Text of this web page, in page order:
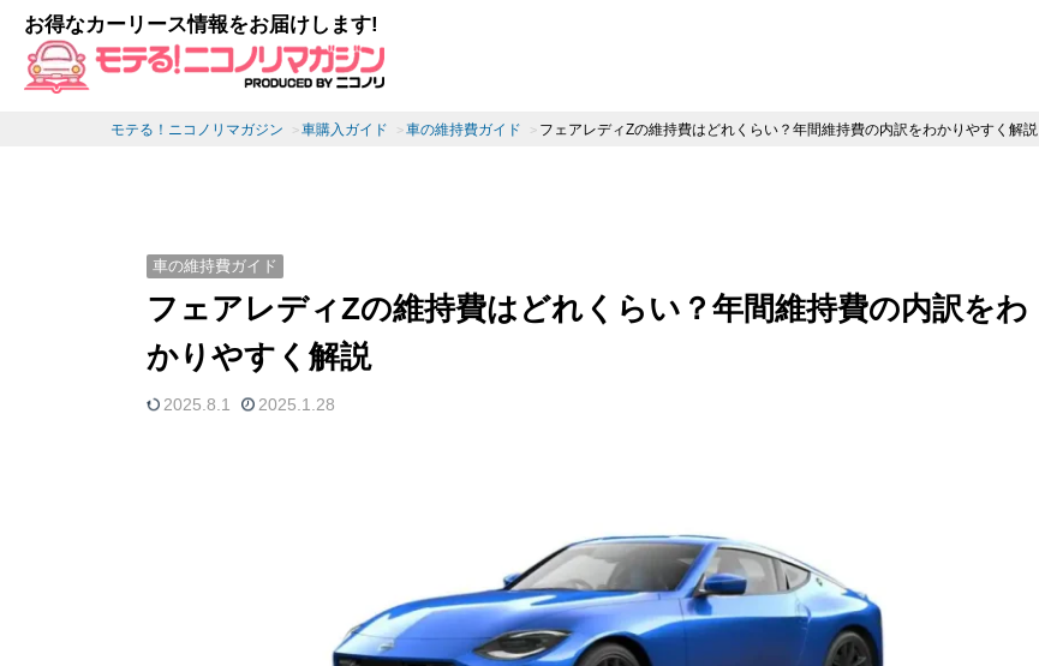
お得なカーリース情報をお届けします!
モテる！ニコノリマガジン 車購入ガイド 車の維持費ガイド フェアレディZの維持費はどれくらい？年間維持費の内訳をわかりやすく解説
車の維持費ガイド
フェアレディZの維持費はどれくらい？年間維持費の内訳をわ
かりやすく解説
2025.8.1 2025.1.28